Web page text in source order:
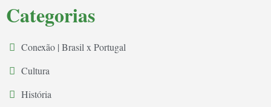
Categorias
Conexão | Brasil x Portugal
Cultura
História